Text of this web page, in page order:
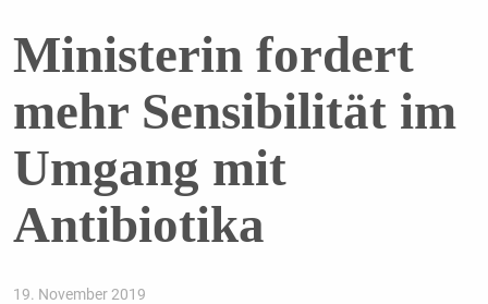
Ministerin fordert
mehr Sensibilität im
Umgang mit
Antibiotika
19. November 2019